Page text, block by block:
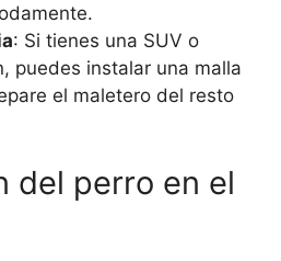
: Si tienes una SUV o
puedes instalar una malla
el maletero del resto
del perro en el